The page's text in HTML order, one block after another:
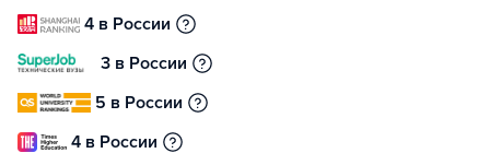
4 в России
3 в России
5 в России
4 в России